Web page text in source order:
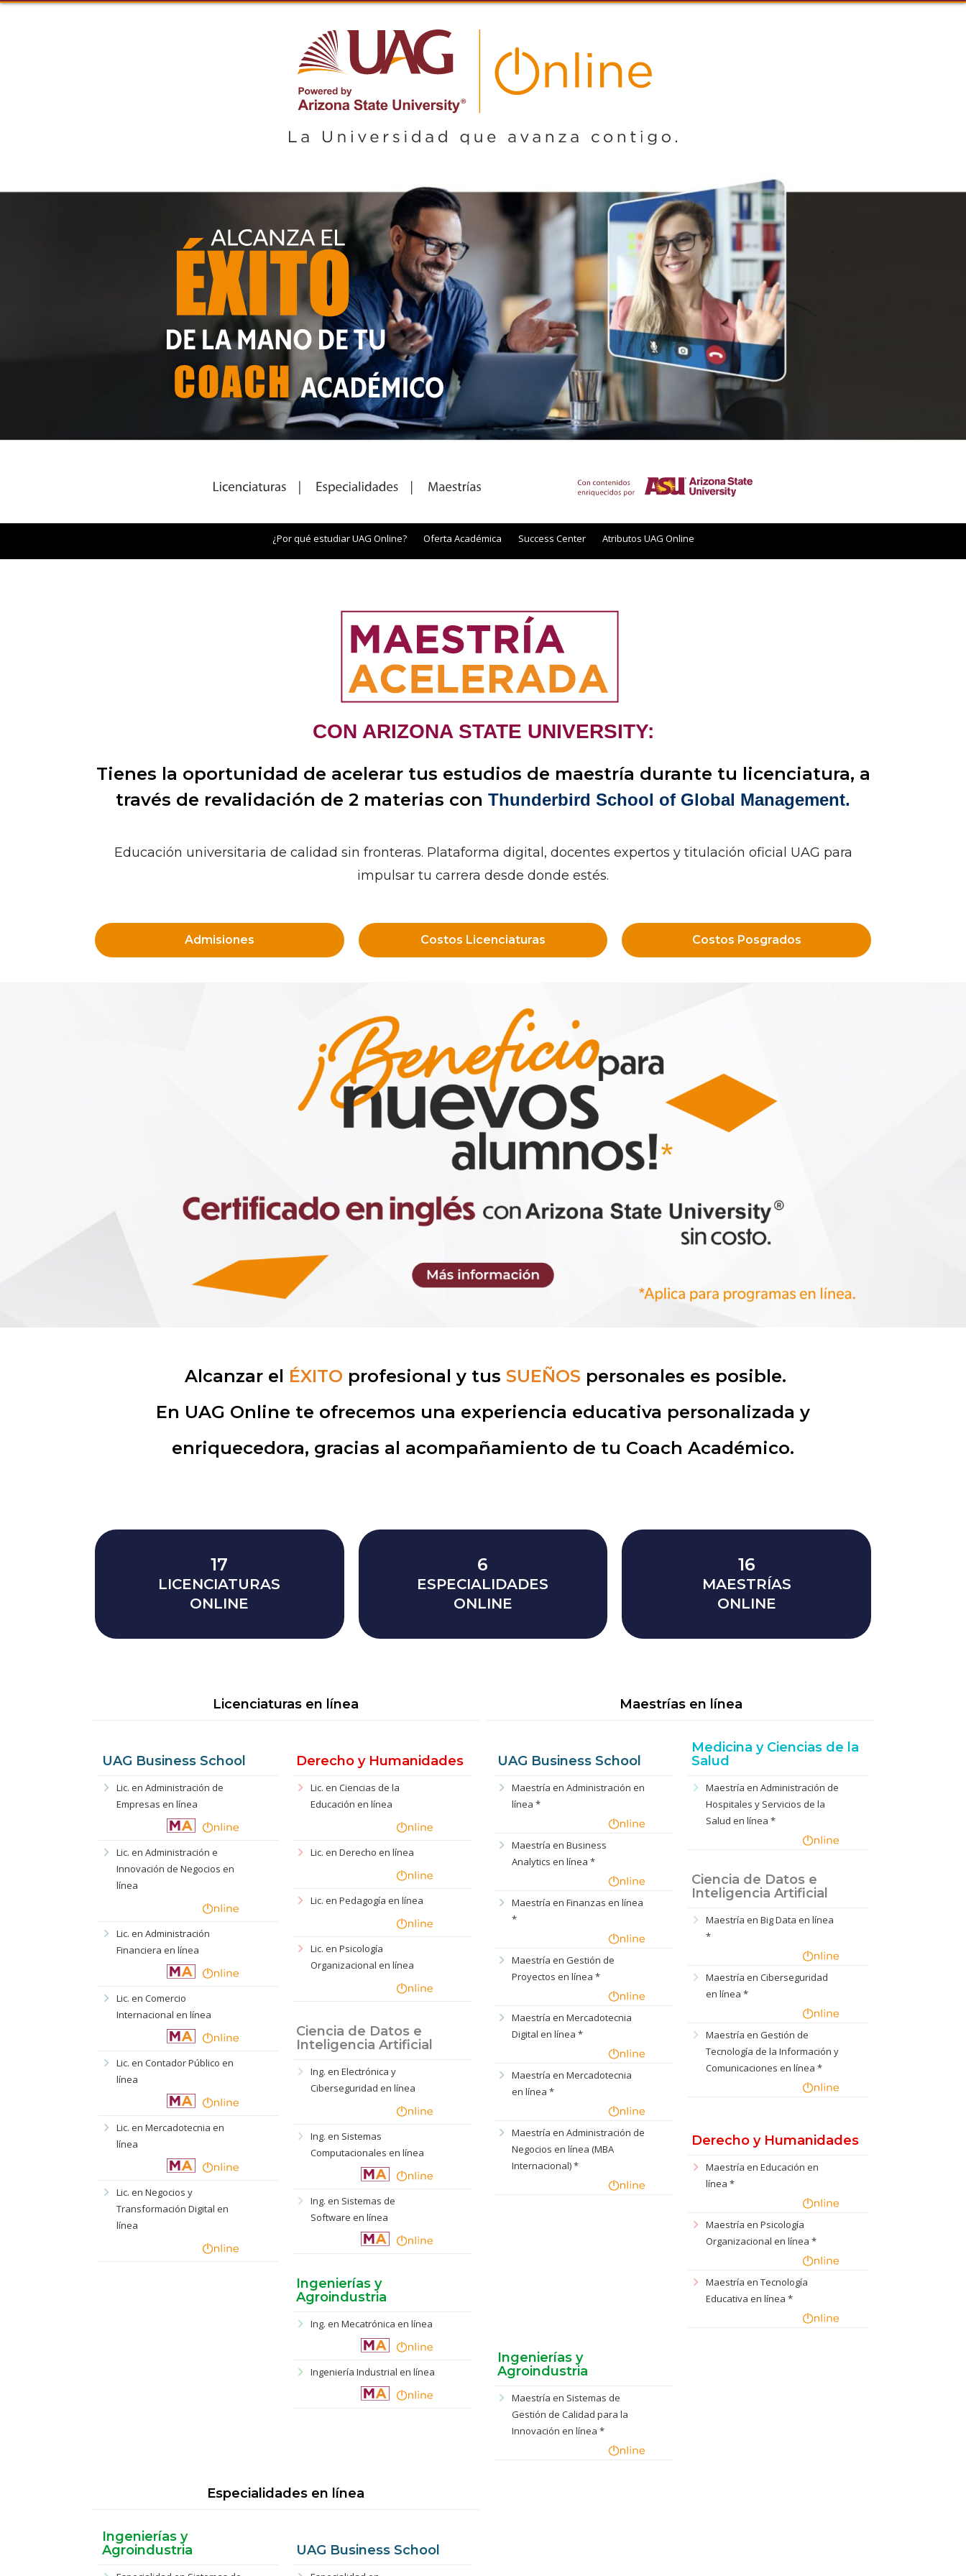
¿Por qué estudiar UAG Online? Oferta Académica Success Center Atributos UAG Online
CON ARIZONA STATE UNIVERSITY:
Tienes la oportunidad de acelerar tus estudios de maestría durante tu licenciatura, a
través de revalidación de 2 materias con Thunderbird School of Global Management.
Educación universitaria de calidad sin fronteras. Plataforma digital, docentes expertos y titulación oficial UAG para
impulsar tu carrera desde donde estés.
Admisiones Costos Licenciaturas Costos Posgrados
Alcanzar el ÉXITO profesional y tus SUEÑOS personales es posible.
En UAG Online te ofrecemos una experiencia educativa personalizada y
enriquecedora, gracias al acompañamiento de tu Coach Académico.
17
LICENCIATURAS
ONLINE
6
ESPECIALIDADES
ONLINE
16
MAESTRÍAS
ONLINE
Licenciaturas en línea
UAG Business School
chevron_right
Lic. en Administración de
Empresas en línea
chevron_right
Lic. en Administración e
Innovación de Negocios en
línea
chevron_right
Lic. en Administración
Financiera en línea
chevron_right
Lic. en Comercio
Internacional en línea
chevron_right
Lic. en Contador Público en
línea
chevron_right
Lic. en Mercadotecnia en
línea
chevron_right
Lic. en Negocios y
Transformación Digital en
línea
Derecho y Humanidades
chevron_right
Lic. en Ciencias de la
Educación en línea
chevron_right Lic. en Derecho en línea
chevron_right Lic. en Pedagogía en línea
chevron_right
Lic. en Psicología
Organizacional en línea
Ciencia de Datos e
Inteligencia Artificial
chevron_right
Ing. en Electrónica y
Ciberseguridad en línea
chevron_right
Ing. en Sistemas
Computacionales en línea
chevron_right
Ing. en Sistemas de
Software en línea
Ingenierías y
Agroindustria
chevron_right
Ing. en Mecatrónica en línea
chevron_right Ingeniería Industrial en línea
Maestrías en línea
UAG Business School
chevron_right
Maestría en Administración en
línea *
chevron_right
Maestría en Business
Analytics en línea *
chevron_right
Maestría en Finanzas en línea
*
chevron_right
Maestría en Gestión de
Proyectos en línea *
chevron_right
Maestría en Mercadotecnia
Digital en línea *
chevron_right
Maestría en Mercadotecnia
en línea *
chevron_right
Maestría en Administración de
Negocios en línea (MBA
Internacional) *
Medicina y Ciencias de la
Salud
chevron_right
Maestría en Administración de
Hospitales y Servicios de la
Salud en línea *
Ciencia de Datos e
Inteligencia Artificial
chevron_right
Maestría en Big Data en línea
*
chevron_right
Maestría en Ciberseguridad
en línea *
chevron_right
Maestría en Gestión de
Tecnología de la Información y
Comunicaciones en línea *
Derecho y Humanidades
chevron_right
Maestría en Educación en
línea *
chevron_right
Maestría en Psicología
Organizacional en línea *
chevron_right
Maestría en Tecnología
Educativa en línea *
Ingenierías y
Agroindustria
chevron_right
Maestría en Sistemas de
Gestión de Calidad para la
Innovación en línea *
Especialidades en línea
Ingenierías y
Agroindustria
UAG Business School